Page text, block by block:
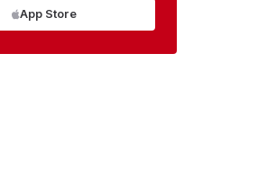
App Store